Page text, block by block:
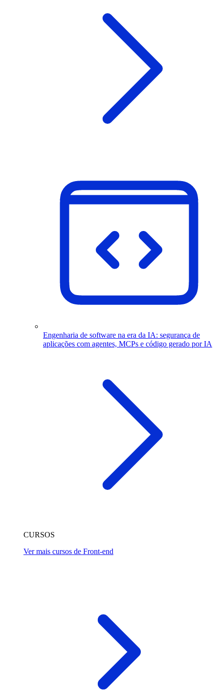
Engenharia de software na era da IA: segurança de
aplicações com agentes, MCPs e código gerado por IA
CURSOS
Ver mais cursos de Front-end